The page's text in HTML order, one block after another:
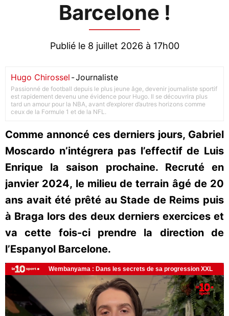
Barcelone !
Publié le 8 juillet 2026 à 17h00
Hugo Chirossel -Journaliste
Passionné de football depuis le plus jeune âge, devenir journaliste sportif
est rapidement devenu une évidence pour Hugo. Il se découvrira plus
tard un amour pour la NBA, avant d’explorer d’autres horizons comme
ceux de la Formule 1 et de la NFL.
Comme annoncé ces derniers jours, Gabriel
Moscardo n’intégrera pas l’effectif de Luis
Enrique la saison prochaine. Recruté en
janvier 2024, le milieu de terrain âgé de 20
ans avait été prêté au Stade de Reims puis
à Braga lors des deux derniers exercices et
va cette fois-ci prendre la direction de
l’Espanyol Barcelone.